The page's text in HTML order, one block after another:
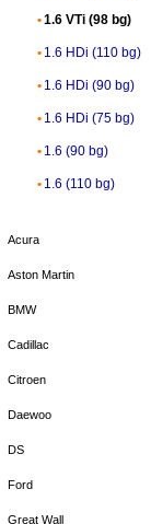
1.6 VTi (98 bg)
1.6 HDi (110 bg)
1.6 HDi (90 bg)
1.6 HDi (75 bg)
1.6 (90 bg)
1.6 (110 bg)
Acura
Aston Martin
BMW
Cadillac
Citroen
Daewoo
DS
Ford
Great Wall